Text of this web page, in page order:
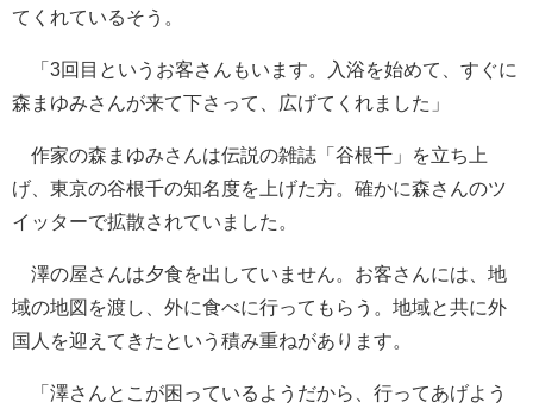
てくれているそう。
「3回目というお客さんもいます。入浴を始めて、すぐに
森まゆみさんが来て下さって、広げてくれました」
作家の森まゆみさんは伝説の雑誌「谷根千」を立ち上
げ、東京の谷根千の知名度を上げた方。確かに森さんのツ
イッターで拡散されていました。
澤の屋さんは夕食を出していません。お客さんには、地
域の地図を渡し、外に食べに行ってもらう。地域と共に外
国人を迎えてきたという積み重ねがあります。
「澤さんとこが困っているようだから、行ってあげよう